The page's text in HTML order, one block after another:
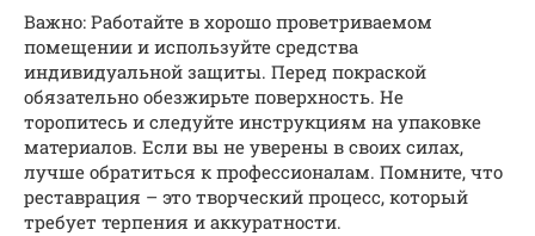
Важно: Работайте в хорошо проветриваемом
помещении и используйте средства
индивидуальной защиты. Перед покраской
обязательно обезжирьте поверхность. Не
торопитесь и следуйте инструкциям на упаковке
материалов. Если вы не уверены в своих силах,
лучше обратиться к профессионалам. Помните, что
реставрация – это творческий процесс, который
требует терпения и аккуратности.